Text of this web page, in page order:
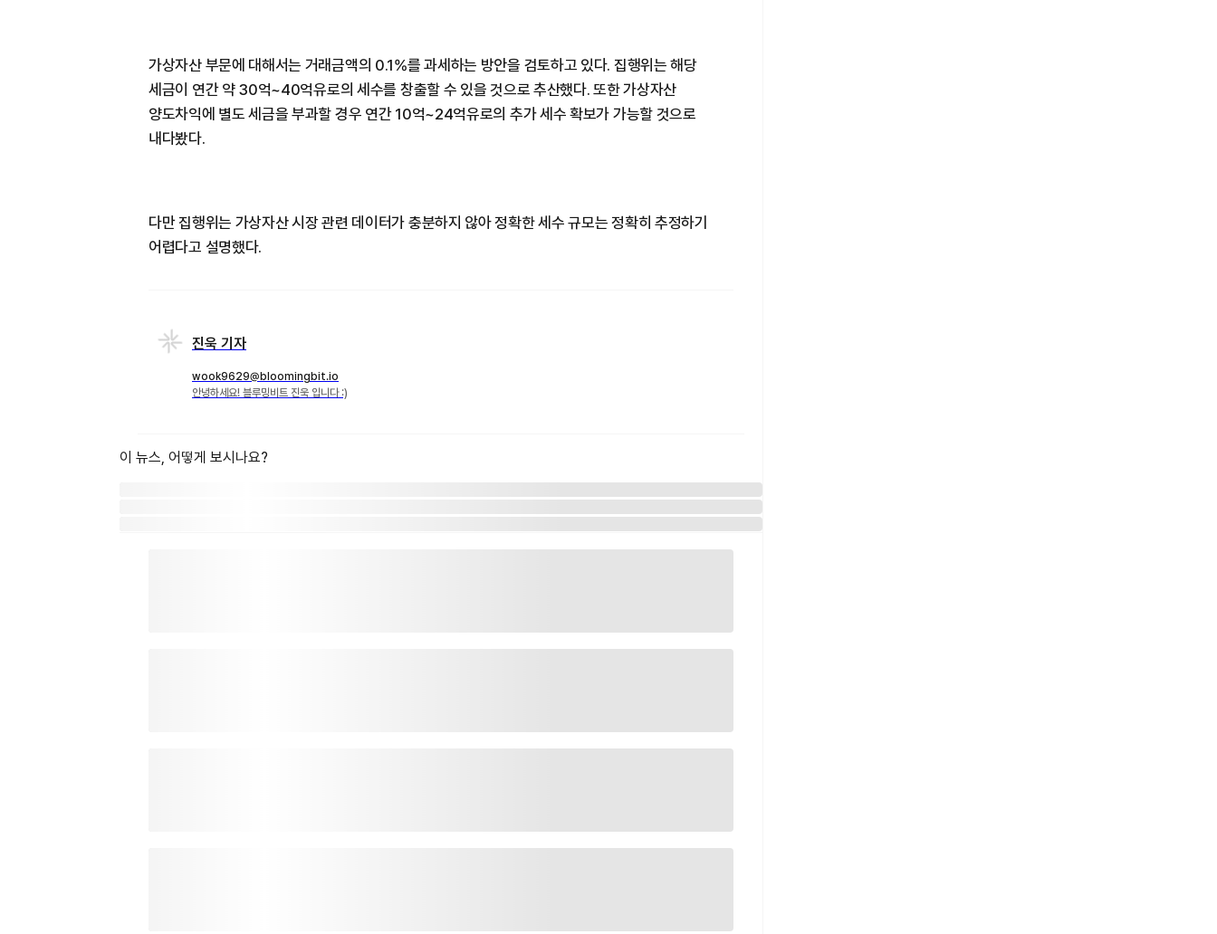
가상자산 부문에 대해서는 거래금액의 0.1%를 과세하는 방안을 검토하고 있다. 집행위는 해당
세금이 연간 약 30억~40억유로의 세수를 창출할 수 있을 것으로 추산했다. 또한 가상자산
양도차익에 별도 세금을 부과할 경우 연간 10억~24억유로의 추가 세수 확보가 가능할 것으로
내다봤다.
다만 집행위는 가상자산 시장 관련 데이터가 충분하지 않아 정확한 세수 규모는 정확히 추정하기
어렵다고 설명했다.
진욱 기자
wook9629@bloomingbit.io
안녕하세요! 블루밍비트 진욱 입니다 :)
이 뉴스, 어떻게 보시나요?